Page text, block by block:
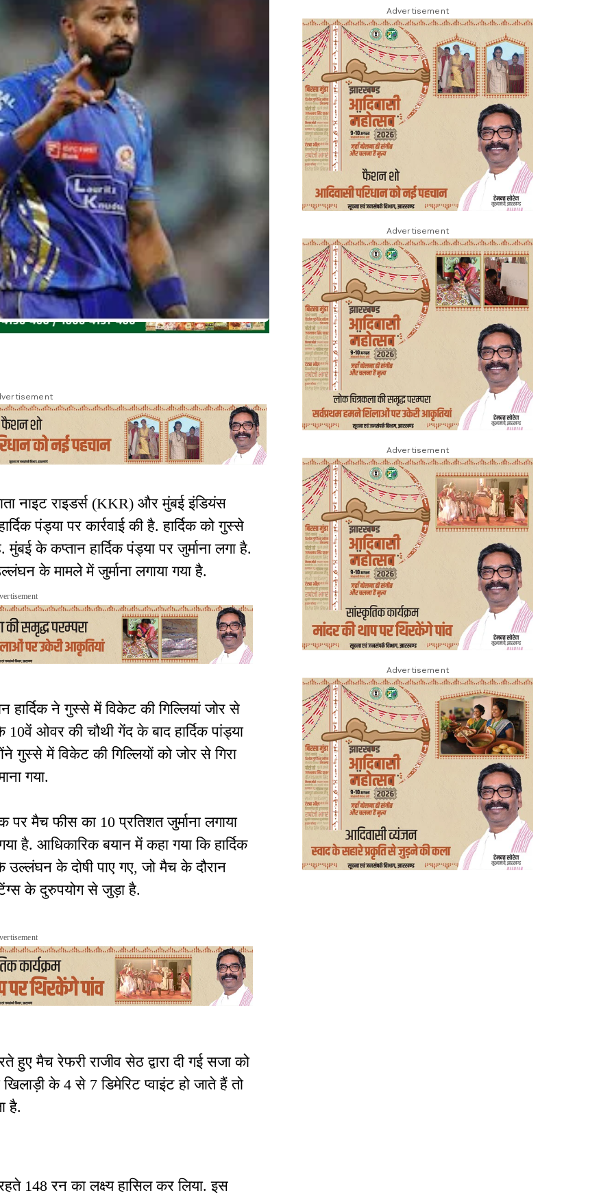
नाइट राइडर्स (KKR) और मुंबई इंडियंस
पंड्या पर कार्रवाई की है. हार्दिक को गुस्से
के कप्तान हार्दिक पंड्या पर जुर्माना लगा है.
के मामले में जुर्माना लगाया गया है.
ने गुस्से में विकेट की गिल्लियां जोर से
ओवर की चौथी गेंद के बाद हार्दिक पांड्या
में विकेट की गिल्लियों को जोर से गिरा
गया.
मैच फीस का 10 प्रतिशत जुर्माना लगाया
है. आधिकारिक बयान में कहा गया कि हार्दिक
के दोषी पाए गए, जो मैच के दौरान
के दुरुपयोग से जुड़ा है.
हुए मैच रेफरी राजीव सेठ द्वारा दी गई सजा को
के 4 से 7 डिमेरिट प्वाइंट हो जाते हैं तो
है.
148 रन का लक्ष्य हासिल कर लिया. इस
Advertisement
Advertisement
Advertisement
Advertisement